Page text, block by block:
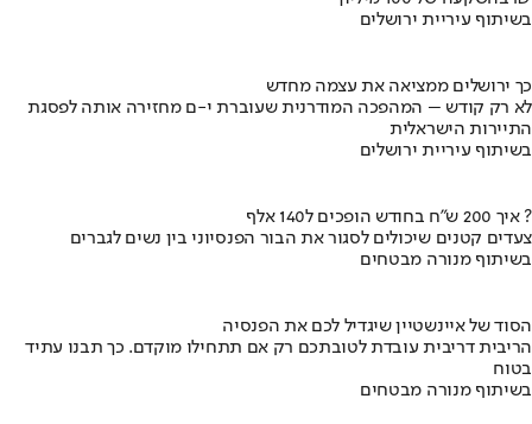
בשיתוף עיריית ירושלים
כך ירושלים ממציאה את עצמה מחדש
לא רק קודש – המהפכה המודרנית שעוברת י-ם מחזירה אותה לפסגת
התיירות הישראלית
בשיתוף עיריית ירושלים
איך 200 ש"ח בחודש הופכים ל140 אלף ?
צעדים קטנים שיכולים לסגור את הבור הפנסיוני בין נשים לגברים
בשיתוף מנורה מבטחים
הסוד של איינשטיין שיגדיל לכם את הפנסיה
הריבית דריבית עובדת לטובתכם רק אם תתחילו מוקדם. כך תבנו עתיד
בטוח
בשיתוף מנורה מבטחים